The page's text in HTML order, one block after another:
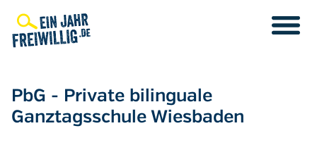
zum
Inhalt
PbG - Private bilinguale
Ganztagsschule Wiesbaden